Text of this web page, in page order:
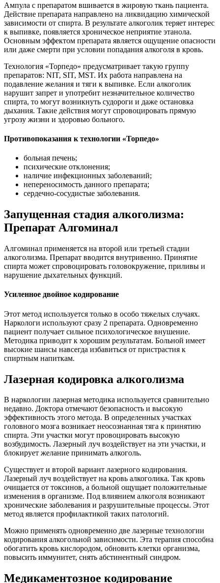
Ампула с препаратом вшивается в жировую ткань пациента.
Действие препарата направлено на ликвидацию химической
зависимости от спирта. В результате алкоголик теряет интерес
к выпивке, появляется хроническое неприятие этанола.
Основным эффектом препарата является ощущение опасности
или даже смерти при условии попадания алкоголя в кровь.
Технология «Торпедо» предусматривает такую группу
препаратов: NIT, SIT, MST. Их работа направлена на
подавление желания и тяги к выпивке. Если алкоголик
нарушит запрет и употребит незначительное количество
спирта, то могут возникнуть судороги и даже остановка
дыхания. Такие действия могут спровоцировать прямую
угрозу жизни и здоровью больного.
Противопоказания к технологии «Торпедо»
больная печень;
психические отклонения;
наличие инфекционных заболеваний;
непереносимость данного препарата;
сердечно-сосудистые заболевания.
Запущенная стадия алкоголизма:
Препарат Алгоминал
Алгоминал применяется на второй или третьей стадии
алкоголизма. Препарат вводится внутривенно. Принятие
спирта может спровоцировать головокружение, приливы и
нарушение дыхательных функций.
Усиленное двойное кодирование
Этот метод используется только в особо тяжелых случаях.
Наркологи используют сразу 2 препарата. Одновременно
пациент получает сильное психологическое внушение.
Методика приводит к хорошим результатам. Больной имеет
высокие шансы навсегда избавиться от пристрастия к
спиртным напиткам.
Лазерная кодировка алкоголизма
В наркологии лазерная методика используется сравнительно
недавно. Доктора отмечают безопасность и высокую
эффективность этого метода. В определенных участках
головного мозга возникает неосознанная тяга к принятию
спирта. Эти участки могут провоцировать высокую
возбудимость. Лазерный луч воздействует на эти участки, и
блокирует желание принимать алкоголь.
Существует и второй вариант лазерного кодирования.
Лазерный луч воздействует на кровь алкоголика. Так кровь
очищается от токсинов, а больной ощущает положительные
изменения в организме. Под влиянием алкоголя возникают
хронические заболевания и разрушительные процессы. Этот
метод является профилактикой таких патологий.
Можно применять одновременно две лазерные технологии
кодирования алкогольной зависимости. Эта терапия способна
обогатить кровь кислородом, обновить клетки организма,
повысить иммунитет, снять абстинентный синдром.
Медикаментозное кодирование